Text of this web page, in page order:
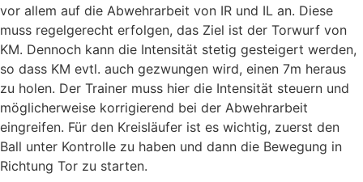
vor allem auf die Abwehrarbeit von IR und IL an. Diese
muss regelgerecht erfolgen, das Ziel ist der Torwurf von
KM. Dennoch kann die Intensität stetig gesteigert werden,
so dass KM evtl. auch gezwungen wird, einen 7m heraus
zu holen. Der Trainer muss hier die Intensität steuern und
möglicherweise korrigierend bei der Abwehrarbeit
eingreifen. Für den Kreisläufer ist es wichtig, zuerst den
Ball unter Kontrolle zu haben und dann die Bewegung in
Richtung Tor zu starten.